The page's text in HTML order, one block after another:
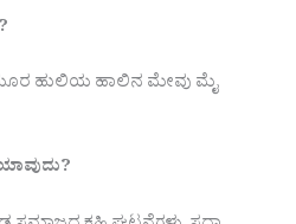
ಹುಲಿಯ ಹಾಲಿನ ಮೇವು ಮೈ